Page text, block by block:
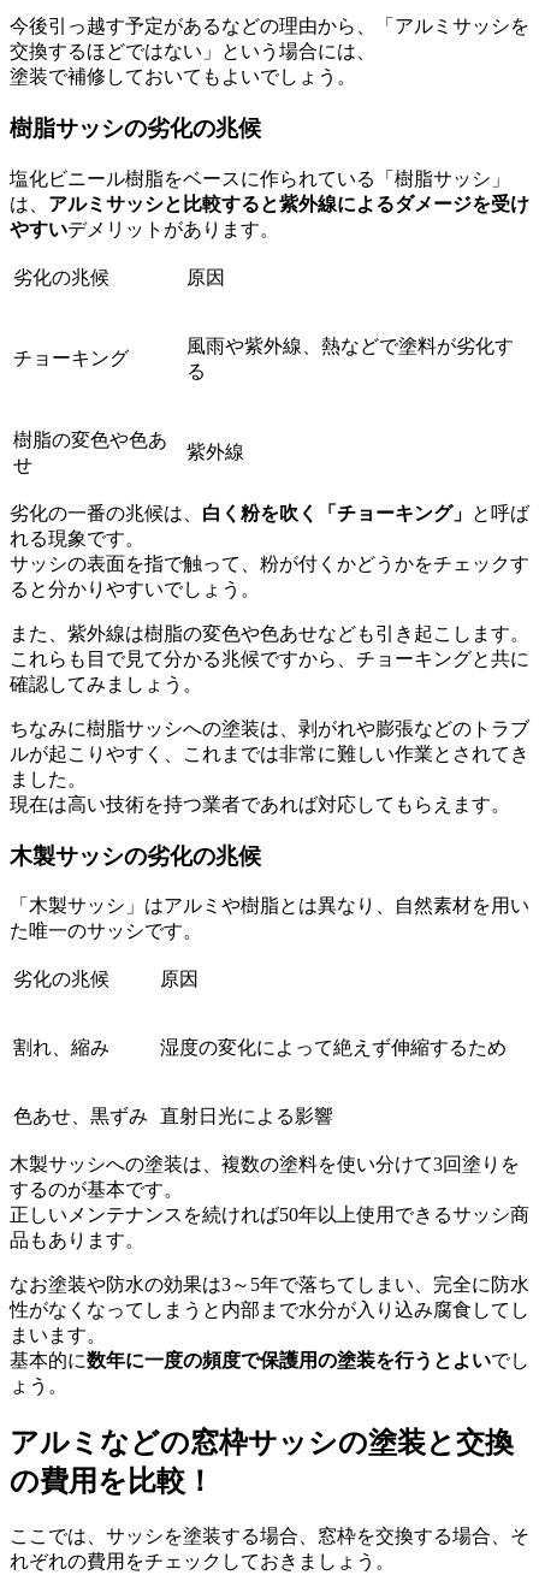
今後引っ越す予定があるなどの理由から、「アルミサッシを
交換するほどではない」という場合には、
塗装で補修しておいてもよいでしょう。
樹脂サッシの劣化の兆候
塩化ビニール樹脂をベースに作られている「樹脂サッシ」
は、 アルミサッシと比較すると紫外線によるダメージを受け
やすいデメリットがあります。
劣化の兆候 原因
チョーキング
風雨や紫外線、熱などで塗料が劣化す
る
樹脂の変色や色あ
せ
紫外線
劣化の一番の兆候は、 白く粉を吹く「チョーキング」 と呼ば
れる現象です。
サッシの表面を指で触って、粉が付くかどうかをチェックす
ると分かりやすいでしょう。
また、紫外線は樹脂の変色や色あせなども引き起こします。
これらも目で見て分かる兆候ですから、チョーキングと共に
確認してみましょう。
ちなみに樹脂サッシへの塗装は、剥がれや膨張などのトラブ
ルが起こりやすく、これまでは非常に難しい作業とされてき
ました。
現在は高い技術を持つ業者であれば対応してもらえます。
木製サッシの劣化の兆候
「木製サッシ」はアルミや樹脂とは異なり、自然素材を用い
た唯一のサッシです。
劣化の兆候 原因
割れ、縮み 湿度の変化によって絶えず伸縮するため
色あせ、黒ずみ 直射日光による影響
木製サッシへの塗装は、複数の塗料を使い分けて3回塗りを
するのが基本です。
正しいメンテナンスを続ければ50年以上使用できるサッシ商
品もあります。
なお塗装や防水の効果は3～5年で落ちてしまい、完全に防水
性がなくなってしまうと内部まで水分が入り込み腐食してし
まいます。
基本的に数年に一度の頻度で保護用の塗装を行うとよいでし
ょう。
アルミなどの窓枠サッシの塗装と交換
の費用を比較！
ここでは、サッシを塗装する場合、窓枠を交換する場合、そ
れぞれの費用をチェックしておきましょう。